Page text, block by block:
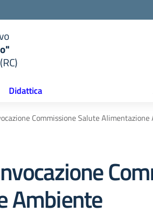
Didattica
Commissione Salute
Ambiente